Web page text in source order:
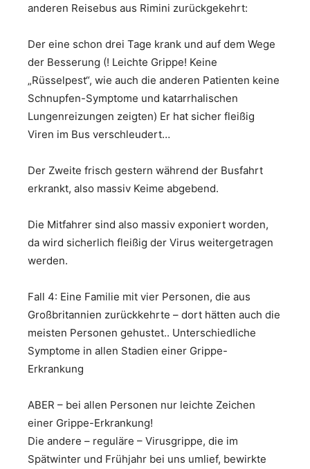
anderen Reisebus aus Rimini zurückgekehrt:
Der eine schon drei Tage krank und auf dem Wege
der Besserung (! Leichte Grippe! Keine
„Rüsselpest“, wie auch die anderen Patienten keine
Schnupfen-Symptome und katarrhalischen
Lungenreizungen zeigten) Er hat sicher fleißig
Viren im Bus verschleudert…
Der Zweite frisch gestern während der Busfahrt
erkrankt, also massiv Keime abgebend.
Die Mitfahrer sind also massiv exponiert worden,
da wird sicherlich fleißig der Virus weitergetragen
werden.
Fall 4: Eine Familie mit vier Personen, die aus
Großbritannien zurückkehrte – dort hätten auch die
meisten Personen gehustet.. Unterschiedliche
Symptome in allen Stadien einer Grippe-
Erkrankung
ABER – bei allen Personen nur leichte Zeichen
einer Grippe-Erkrankung!
Die andere – reguläre – Virusgrippe, die im
Spätwinter und Frühjahr bei uns umlief, bewirkte